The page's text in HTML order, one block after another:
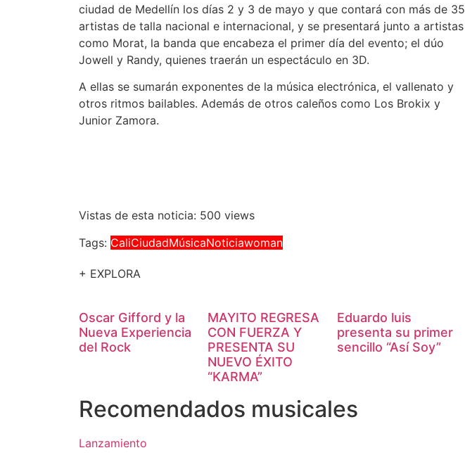
ciudad de Medellín los días 2 y 3 de mayo y que contará con más de 35
artistas de talla nacional e internacional, y se presentará junto a artistas
como Morat, la banda que encabeza el primer día del evento; el dúo
Jowell y Randy, quienes traerán un espectáculo en 3D.
A ellas se sumarán exponentes de la música electrónica, el vallenato y
otros ritmos bailables. Además de otros caleños como Los Brokix y
Junior Zamora.
Vistas de esta noticia: 500 views
Tags: CaliCiudadMúsicaNoticiawoman
+ EXPLORA
Oscar Gifford y la
Nueva Experiencia
del Rock
MAYITO REGRESA
CON FUERZA Y
PRESENTA SU
NUEVO ÉXITO
“KARMA”
Eduardo luis
presenta su primer
sencillo “Así Soy”
Recomendados musicales
Lanzamiento